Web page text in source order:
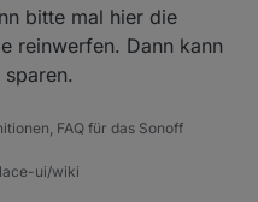
= getState(id +
auch nicht klappen, author
und kann nnicht
author =
if (author
}
bitte mal hier die
reinwerfen. Dann kann
FAQ für das Sonoff
ui/wiki